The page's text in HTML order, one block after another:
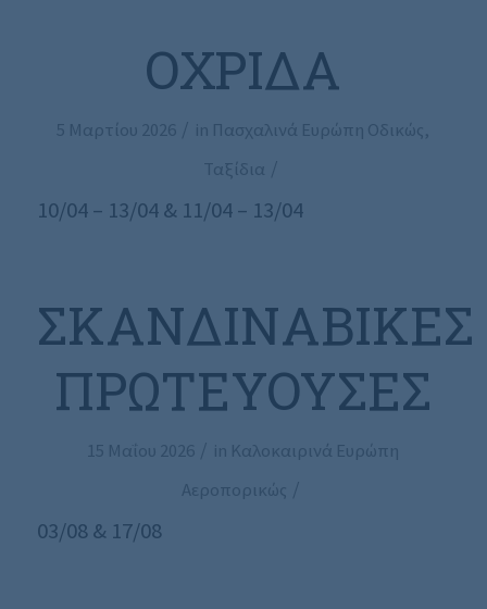
ΟΧΡΊΔΑ
5 Μαρτίου 2026 / in Πασχαλινά Ευρώπη Οδικώς ,
Ταξίδια /
10/04 – 13/04 & 11/04 – 13/04
ΣΚΑΝΔΙΝΑΒΙΚΈΣ
ΠΡΩΤΕΎΟΥΣΕΣ
15 Μαΐου 2026 / in Καλοκαιρινά Ευρώπη
Αεροπορικώς /
03/08 & 17/08